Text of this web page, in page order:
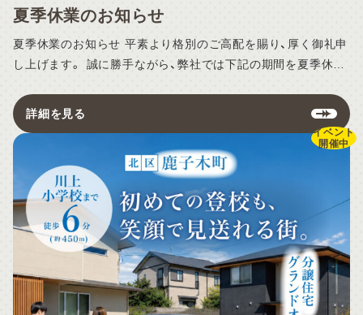
夏季休業のお知らせ
夏季休業のお知らせ 平素より格別のご高配を賜り、厚く御礼申
し上げます。 誠に勝手ながら、弊社では下記の期間を夏季休業
～8月15日（土） ※8月16日（日）より通常営業いたします。 休
業期間中の物件見学について 休業期間中も、物件見学について
は事前予約制にて対応いたします。 見学をご希望のお客様は、
Web予約フォームよりお申し込みください。 当日のご予約は、
見学希望時間の2時間前までにお願いいたします。 ※ご予約状
況により、ご希望の日時に沿えない場合がございます。あらか
じめご了承ください。 各種お問い合わせへの対応について 休
業期間中にいただいた資料請求やご質問などのお問い合わせに
ついては、8月16日（日）以降、順次対応いたします。 通常より
ご返信にお時間をいただく場合がございますので、あらかじめ
ご了承ください。 お客様にはご不便をおかけいたしますが、何
詳細を見る
イベント
開催中